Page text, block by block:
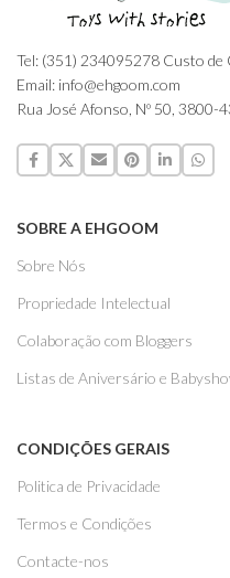
Tel: (351) 234095278 Custo de
Email: info@ehgoom.com
Rua José Afonso, Nº 50, 3800-
SOBRE A EHGOOM
Sobre Nós
Propriedade Intelectual
Colaboração com Bloggers
Listas de Aniversário e
CONDIÇÕES GERAIS
Politica de Privacidade
Termos e Condições
Contacte-nos